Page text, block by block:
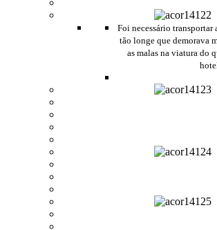
Foi necessário transportar
tão longe que demorava
as malas na viatura do